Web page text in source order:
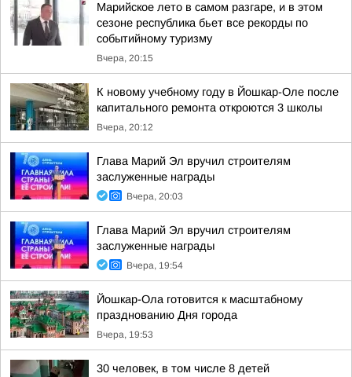
Марийское лето в самом разгаре, и в этом
сезоне республика бьет все рекорды по
событийному туризму
Вчера, 20:15
К новому учебному году в Йошкар-Оле после
капитального ремонта откроются 3 школы
Вчера, 20:12
Глава Марий Эл вручил строителям
заслуженные награды
Вчера, 20:03
Глава Марий Эл вручил строителям
заслуженные награды
Вчера, 19:54
Йошкар-Ола готовится к масштабному
празднованию Дня города
Вчера, 19:53
30 человек, в том числе 8 детей